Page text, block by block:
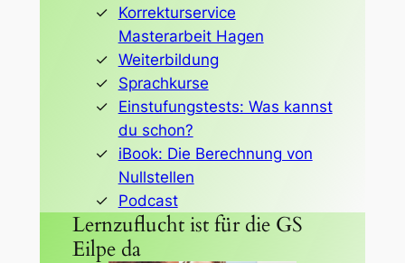
Korrekturservice
Masterarbeit Hagen
Weiterbildung
Sprachkurse
Einstufungstests: Was kannst
du schon?
iBook: Die Berechnung von
Nullstellen
Podcast
Lernzuflucht ist für die GS
Eilpe da